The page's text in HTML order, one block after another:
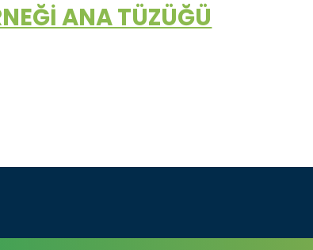
ANA TÜZÜĞÜ